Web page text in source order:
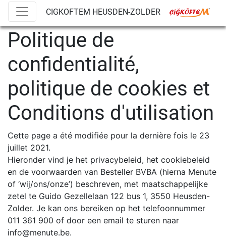
CIGKOFTEM HEUSDEN-ZOLDER
Politique de
confidentialité,
politique de cookies et
Conditions d'utilisation
Cette page a été modifiée pour la dernière fois le 23
juillet 2021.
Hieronder vind je het privacybeleid, het cookiebeleid
en de voorwaarden van Besteller BVBA (hierna Menute
of ‘wij/ons/onze’) beschreven, met maatschappelijke
zetel te Guido Gezellelaan 122 bus 1, 3550 Heusden-
Zolder. Je kan ons bereiken op het telefoonnummer
011 361 900 of door een email te sturen naar
info@menute.be.